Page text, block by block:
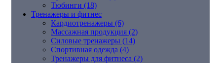
Тюбинги (18)
Тренажеры и фитнес
Кардиотренажеры (6)
Массажная продукция (2)
Силовые тренажеры (14)
Спортивная одежда (4)
Тренажеры для фитнеса (2)